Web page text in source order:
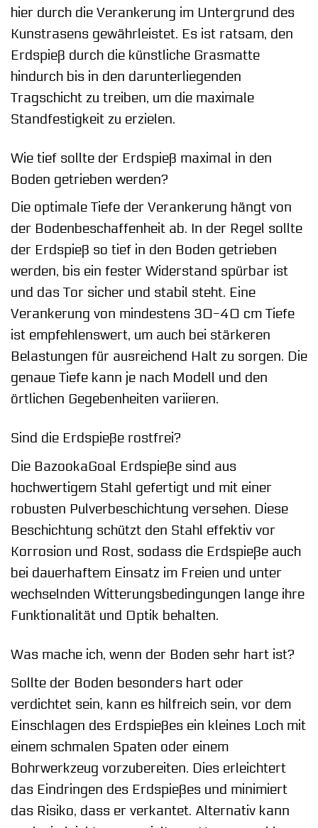
hier durch die Verankerung im Untergrund des
Kunstrasens gewährleistet. Es ist ratsam, den
Erdspieß durch die künstliche Grasmatte
hindurch bis in den darunterliegenden
Tragschicht zu treiben, um die maximale
Standfestigkeit zu erzielen.
Wie tief sollte der Erdspieß maximal in den
Boden getrieben werden?
Die optimale Tiefe der Verankerung hängt von
der Bodenbeschaffenheit ab. In der Regel sollte
der Erdspieß so tief in den Boden getrieben
werden, bis ein fester Widerstand spürbar ist
und das Tor sicher und stabil steht. Eine
Verankerung von mindestens 30-40 cm Tiefe
ist empfehlenswert, um auch bei stärkeren
Belastungen für ausreichend Halt zu sorgen. Die
genaue Tiefe kann je nach Modell und den
örtlichen Gegebenheiten variieren.
Sind die Erdspieße rostfrei?
Die BazookaGoal Erdspieße sind aus
hochwertigem Stahl gefertigt und mit einer
robusten Pulverbeschichtung versehen. Diese
Beschichtung schützt den Stahl effektiv vor
Korrosion und Rost, sodass die Erdspieße auch
bei dauerhaftem Einsatz im Freien und unter
wechselnden Witterungsbedingungen lange ihre
Funktionalität und Optik behalten.
Was mache ich, wenn der Boden sehr hart ist?
Sollte der Boden besonders hart oder
verdichtet sein, kann es hilfreich sein, vor dem
Einschlagen des Erdspießes ein kleines Loch mit
einem schmalen Spaten oder einem
Bohrwerkzeug vorzubereiten. Dies erleichtert
das Eindringen des Erdspießes und minimiert
das Risiko, dass er verkantet. Alternativ kann